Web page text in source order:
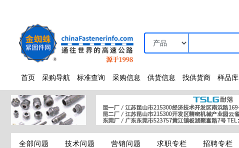
首页 采购导航 标准查询 采购信息 供货信息 找供货商 样品库
全部问题 技术问题 营销问题 求职专栏 招聘专栏